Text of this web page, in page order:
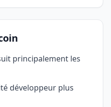
principalement les
développeur plus